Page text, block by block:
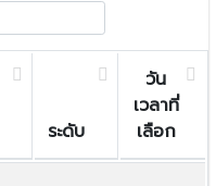
ระดับ
วัน
เวลาที่
เลือก